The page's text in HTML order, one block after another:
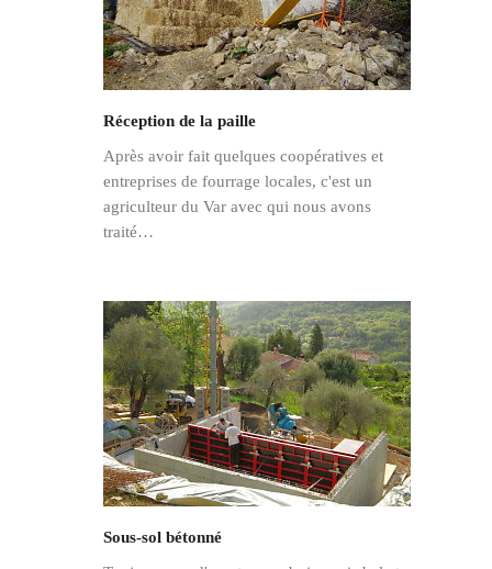
Réception de la paille
Après avoir fait quelques coopératives et
entreprises de fourrage locales, c'est un
agriculteur du Var avec qui nous avons
traité…
Sous-sol bétonné